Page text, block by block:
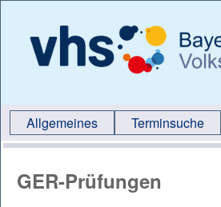
Allgemeines Terminsuche
GER-Prüfungen